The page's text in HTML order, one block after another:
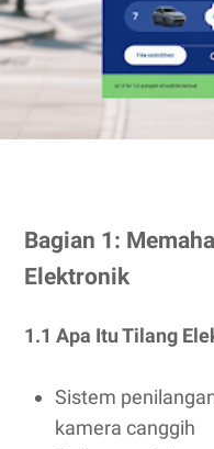
Bagian 1:
Elektronik
1.1 Apa Itu Tilang
Sistem
kamera canggih